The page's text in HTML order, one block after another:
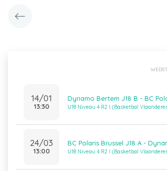
14/01
13:30
Dynamo Bertem J18 B - BC
U18 Niveau 4 R2 I (Basketbal
24/03
13:00
BC Polaris Brussel J18 A -
U18 Niveau 4 R2 I (Basketbal